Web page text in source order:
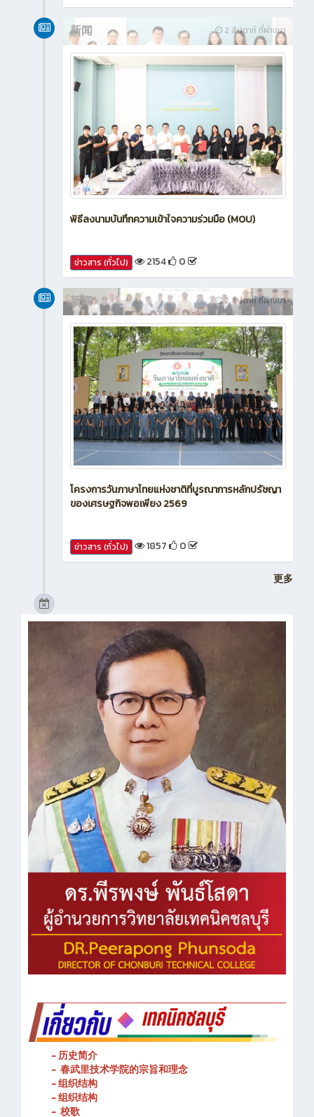
2 สัปดาห์ ที่ผ่านมา
新闻
พิธีลงนามบันทึกความเข้าใจความร่วมมือ (MOU)
ข่าวสาร (ทั่วไป) 2154 0
2 สัปดาห์ ที่ผ่านมา
新闻
โครงการวันภาษาไทยแห่งชาติที่บูรณาการหลักปรัชญา
ของเศรษฐกิจพอเพียง 2569
ข่าวสาร (ทั่วไป) 1857 0
更多
- 历史简介
- 春武里技术学院的宗旨和理念
- 组织结构
- 组织结构
- 校歌